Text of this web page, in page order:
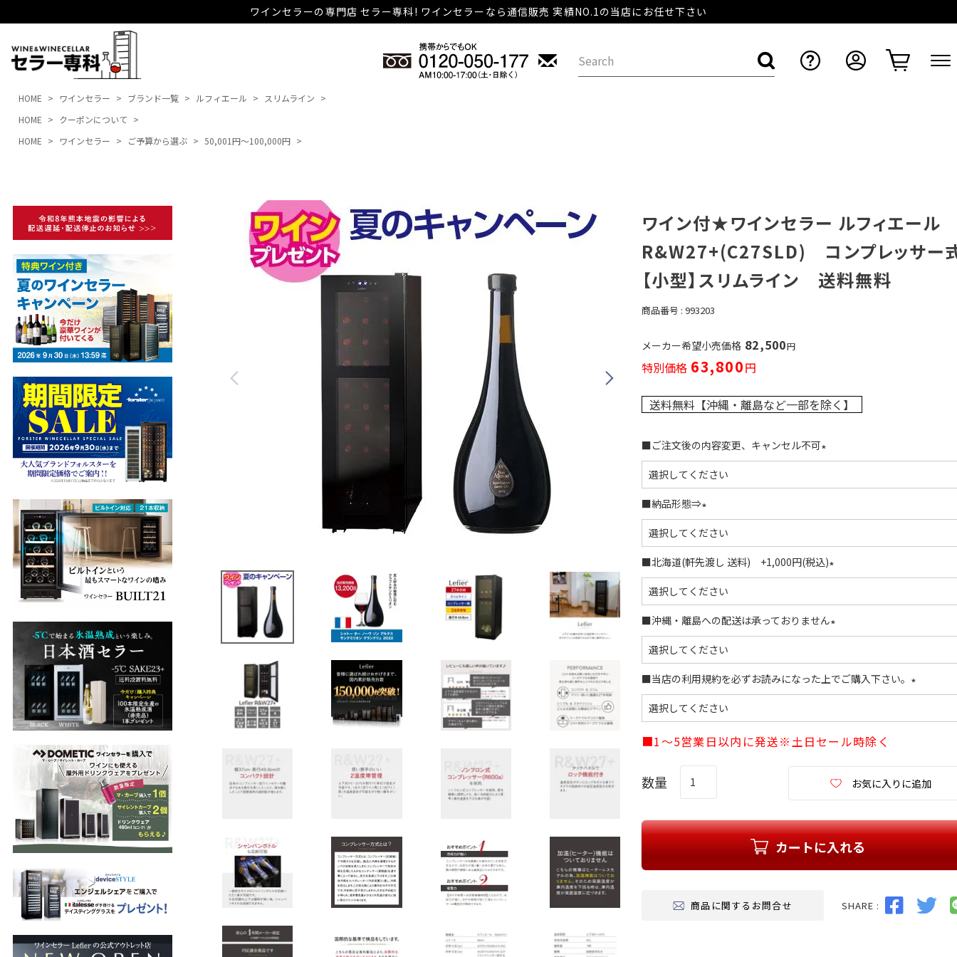
ワインセラーの専門店 セラー専科! ワインセラーなら通信販売 実績NO.1の当店にお任せ下さい
HOME ワインセラー ブランド一覧 ルフィエール
スリムライン
HOME
クーポンについて
HOME
ワインセラー ご予算から選ぶ 50,001円～100,000円
ワイン付★ワインセラー ルフィエー
R&W27+(C27SLD) コンプレッサー
【小型】スリムライン 送料無料
商品番号 993203
メーカー希望小売価格 82,500
特別価格 63,800
送料無料【沖縄・離島など一部を除く】
■ご注文後の内容変更、キャンセル不可
)
■納品形態⇒
(
必
須
)
■北海道(軒先渡し 送料) +1,000円(税込)
)
■沖縄・離島への配送は承っておりません
須
)
■当店の利用規約を必ずお読みになった上でご購入下さい。
■1～5営業日以内に発送※土日セール時除く
お気に入りに追加
カートに入れる
商品に関するお問合せ SHARE :